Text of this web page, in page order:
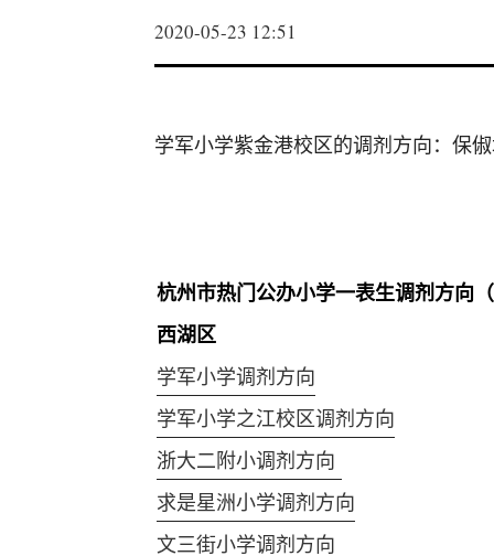
2020-05-23 12:51
学军小学紫金港校区的调剂方向：保
杭州市热门公办小学一表生调剂方向
西湖区
学军小学调剂方向
学军小学之江校区调剂方向
浙大二附小调剂方向
求是星洲小学调剂方向
文三街小学调剂方向